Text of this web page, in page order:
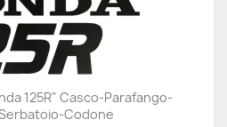
125R" Casco-Parafango-
Codone